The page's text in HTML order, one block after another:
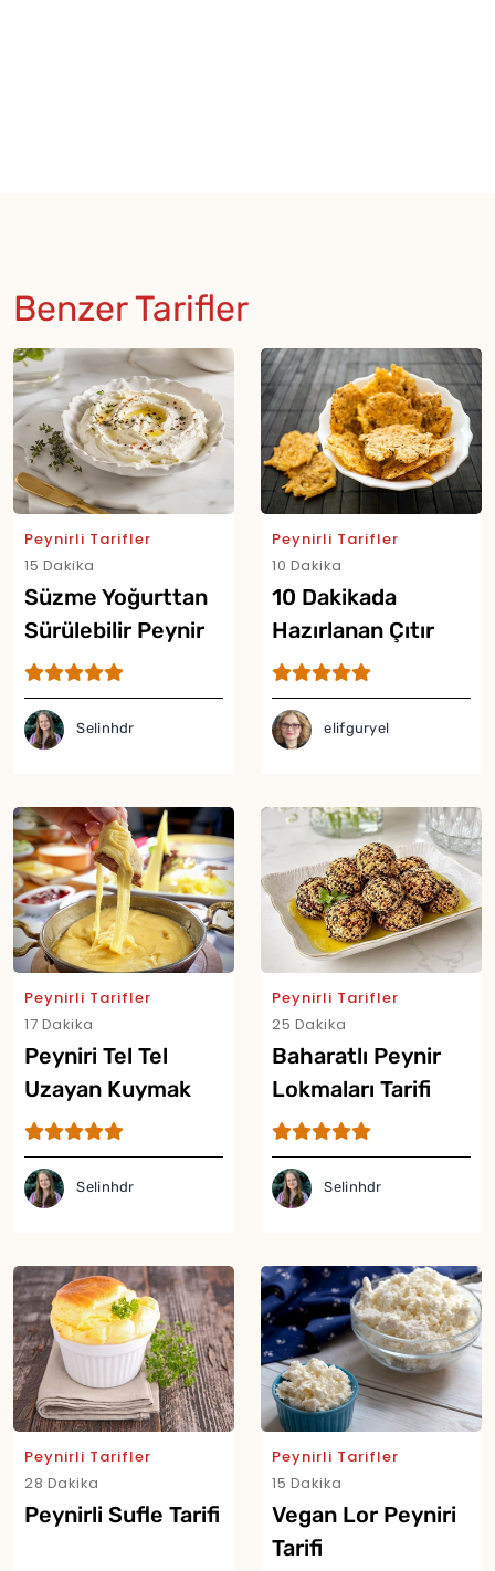
Benzer Tarifler
Peynirli Tarifler
15 Dakika
Süzme Yoğurttan
Sürülebilir Peynir
Tarifi
Selinhdr
Peynirli Tarifler
10 Dakika
10 Dakikada
Hazırlanan Çıtır
Peynir Cipsi Tarifi
elifguryel
Peynirli Tarifler
17 Dakika
Peyniri Tel Tel
Uzayan Kuymak
Tarifi
Selinhdr
Peynirli Tarifler
25 Dakika
Baharatlı Peynir
Lokmaları Tarifi
Selinhdr
Peynirli Tarifler
28 Dakika
Peynirli Sufle Tarifi
Peynirli Tarifler
15 Dakika
Vegan Lor Peyniri
Tarifi